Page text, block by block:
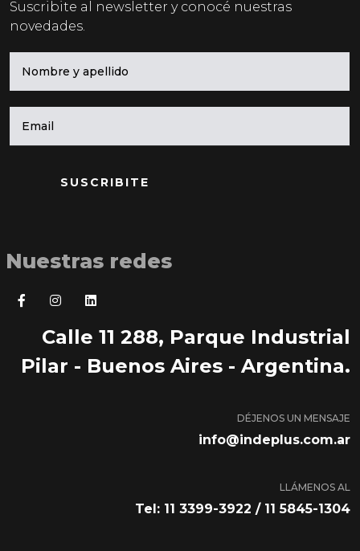
Suscribite al newsletter y conocé nuestras
novedades.
SUSCRIBITE
Nuestras redes
Calle 11 288, Parque Industrial
Pilar - Buenos Aires - Argentina.
DÉJENOS UN MENSAJE
info@indeplus.com.ar
LLÁMENOS AL
Tel: 11 3399-3922 / 11 5845-1304